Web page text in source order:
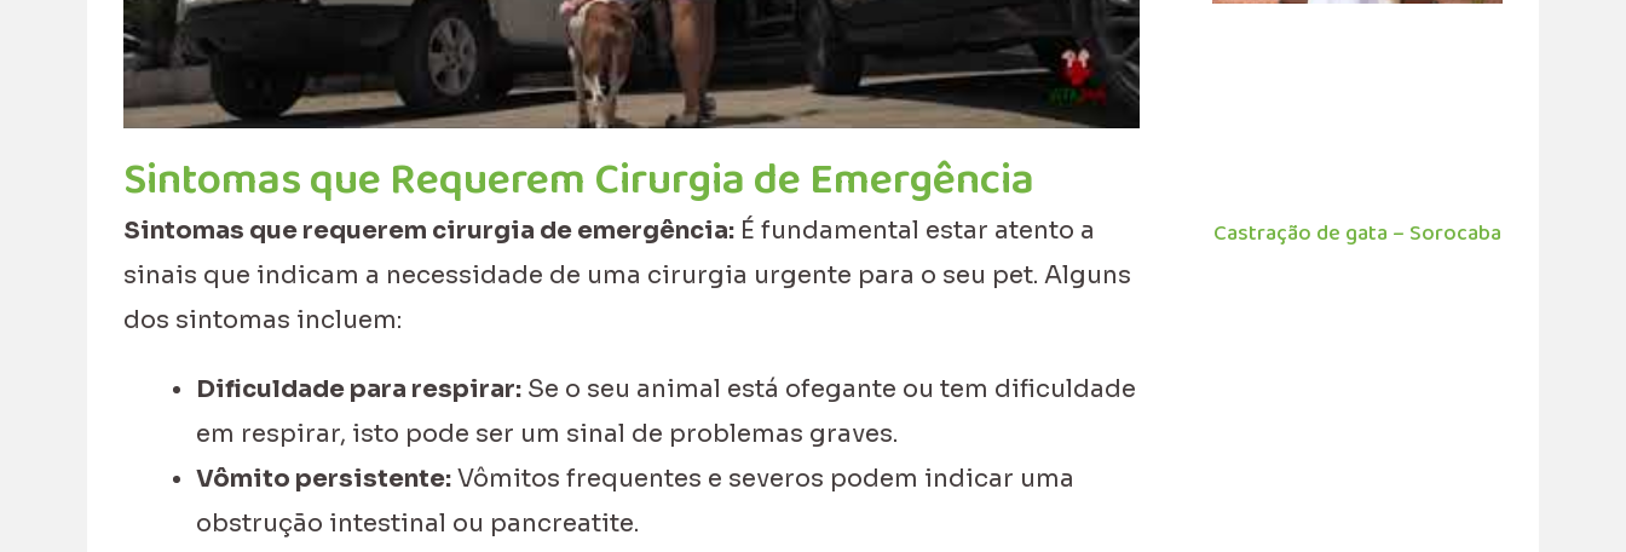
Sintomas que Requerem Cirurgia de Emergência
Sintomas que requerem cirurgia de emergência: É fundamental estar atento a
sinais que indicam a necessidade de uma cirurgia urgente para o seu pet. Alguns
dos sintomas incluem:
Dificuldade para respirar: Se o seu animal está ofegante ou tem dificuldade
em respirar, isto pode ser um sinal de problemas graves.
Vômito persistente: Vômitos frequentes e severos podem indicar uma
obstrução intestinal ou pancreatite.
Castração de gata – Sorocaba